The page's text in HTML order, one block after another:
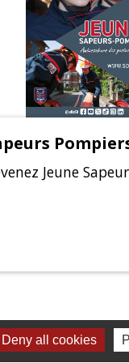
Jeune
Deny all cookies